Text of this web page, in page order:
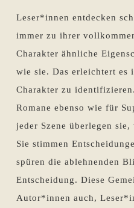
Leser*innen entdecken
immer zu ihrer
Charakter ähnliche
wie sie. Das erleichtert es
Charakter zu
Romane ebenso wie für
jeder Szene überlegen
Sie stimmen
spüren die ablehnenden
Entscheidung. Diese
Autor*innen auch,